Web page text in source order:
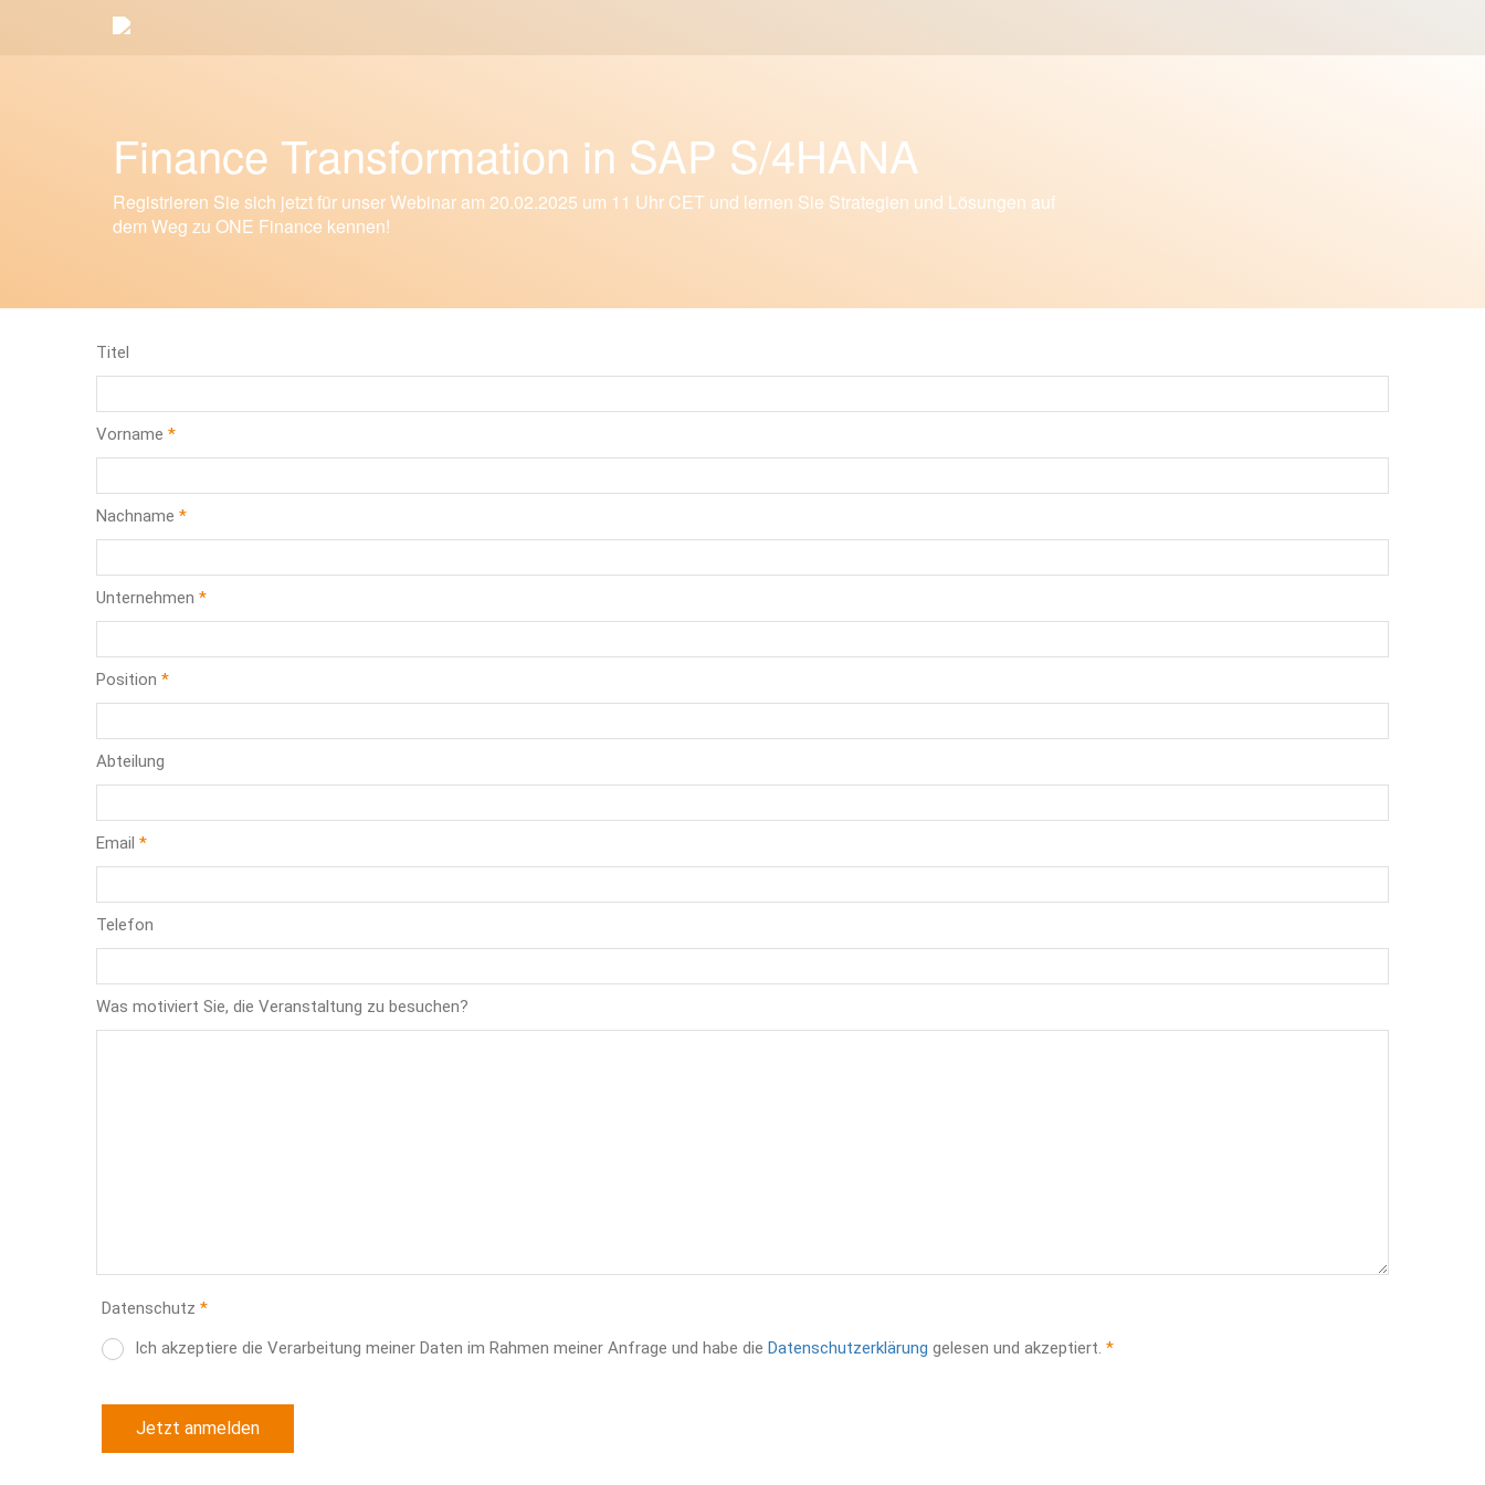
Finance Transformation in SAP S/4HANA
Registrieren Sie sich jetzt für unser Webinar am 20.02.2025 um 11 Uhr CET und lernen Sie Strategien und Lösungen auf
dem Weg zu ONE Finance kennen!
Titel
Vorname
Nachname
Unternehmen
Position
Abteilung
Email
Telefon
Was motiviert Sie, die Veranstaltung zu besuchen?
Datenschutz
Ich akzeptiere die Verarbeitung meiner Daten im Rahmen meiner Anfrage und habe die Datenschutzerklärung gelesen und akzeptiert.